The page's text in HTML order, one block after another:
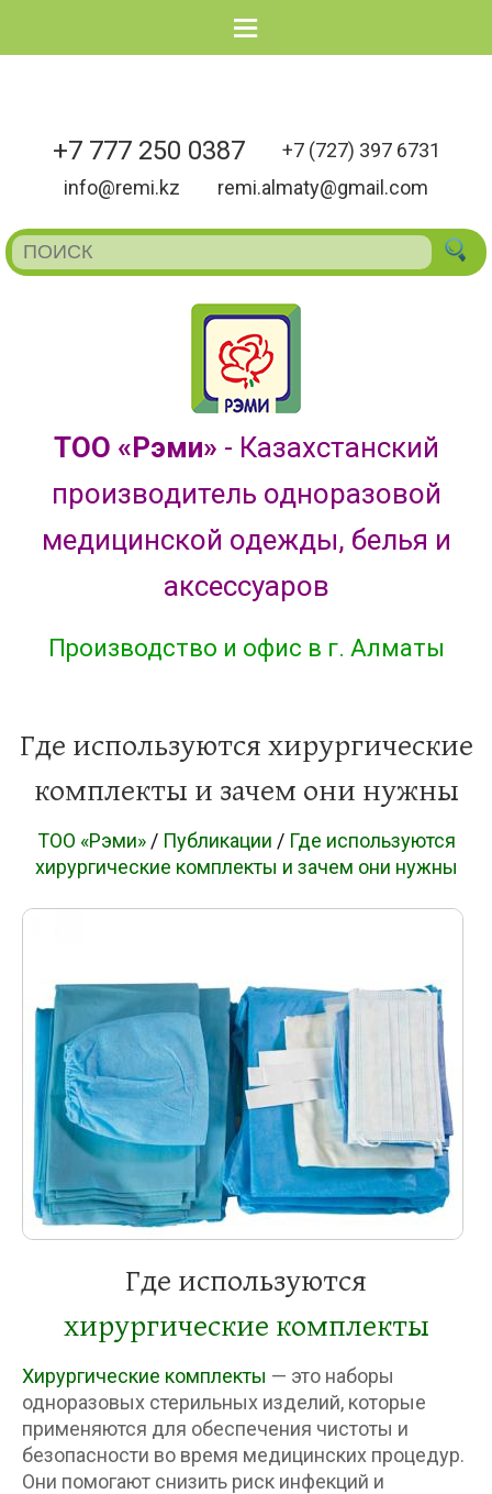
+7 777 250 0387
+7 (727) 397 6731
info@remi.kz
remi.almaty@gmail.com
ТОО «Рэми» - Казахстанский
производитель одноразовой
медицинской одежды, белья и
аксессуаров
Производство и офис в г. Алматы
Где используются хирургические
комплекты и зачем они нужны
ТОО «Рэми» / Публикации / Где используются
хирургические комплекты и зачем они нужны
Где используются
хирургические комплекты
Хирургические комплекты — это наборы
одноразовых стерильных изделий, которые
применяются для обеспечения чистоты и
безопасности во время медицинских процедур.
Они помогают снизить риск инфекций и